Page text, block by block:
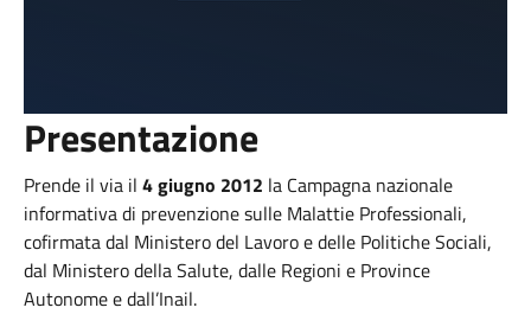
Presentazione
Prende il via il 4 giugno 2012 la Campagna nazionale
informativa di prevenzione sulle Malattie Professionali,
cofirmata dal Ministero del Lavoro e delle Politiche Sociali,
dal Ministero della Salute, dalle Regioni e Province
Autonome e dall’Inail.